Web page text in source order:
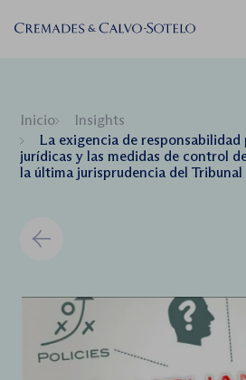
Inicio
Insights
La exigencia de responsabilidad
jurídicas y las medidas de control
la última jurisprudencia del Tribunal